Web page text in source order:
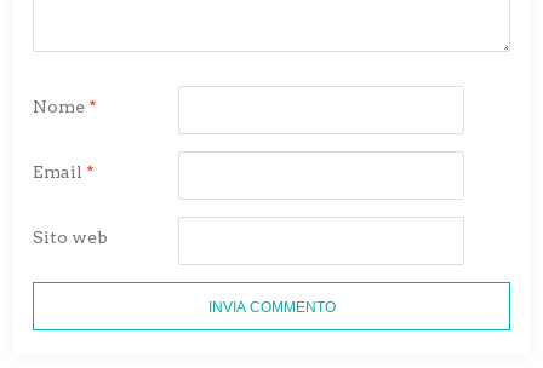
Nome *
Email *
Sito web